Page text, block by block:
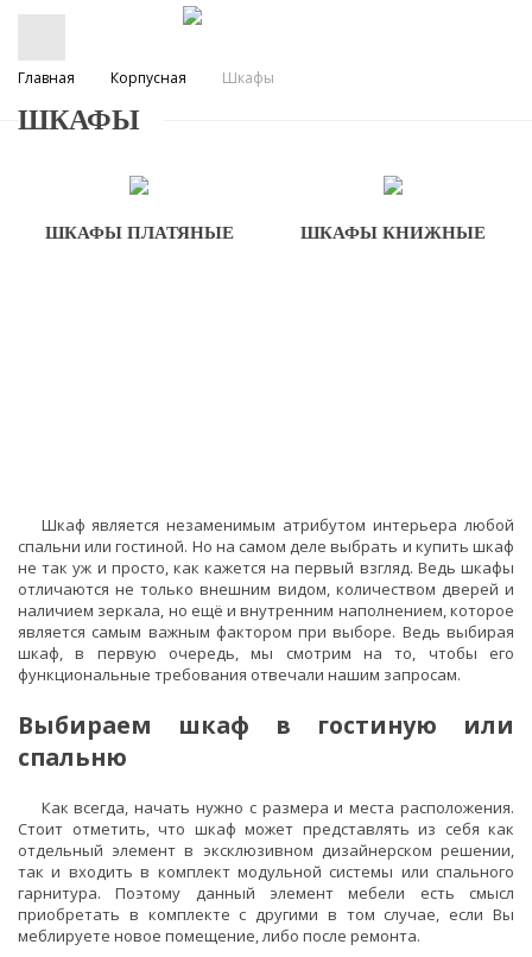
Главная Корпусная Шкафы
ШКАФЫ
ШКАФЫ ПЛАТЯНЫЕ ШКАФЫ КНИЖНЫЕ
Шкаф является незаменимым атрибутом интерьера любой
спальни или гостиной. Но на самом деле выбрать и купить шкаф
не так уж и просто, как кажется на первый взгляд. Ведь шкафы
отличаются не только внешним видом, количеством дверей и
наличием зеркала, но ещё и внутренним наполнением, которое
является самым важным фактором при выборе. Ведь выбирая
шкаф, в первую очередь, мы смотрим на то, чтобы его
функциональные требования отвечали нашим запросам.
Выбираем шкаф в гостиную или
спальню
Как всегда, начать нужно с размера и места расположения.
Стоит отметить, что шкаф может представлять из себя как
отдельный элемент в эксклюзивном дизайнерском решении,
так и входить в комплект модульной системы или спального
гарнитура. Поэтому данный элемент мебели есть смысл
приобретать в комплекте с другими в том случае, если Вы
меблируете новое помещение, либо после ремонта.